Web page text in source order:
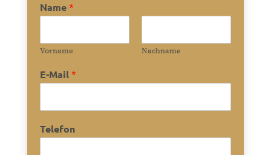
Name *
Vorname Nachname
E-Mail *
Telefon